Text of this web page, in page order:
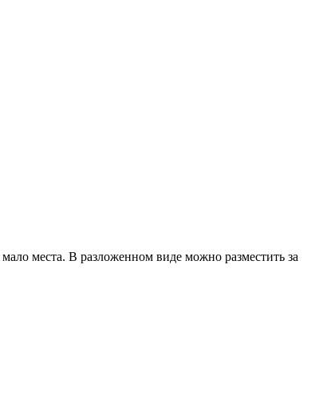
места. В разложенном виде можно разместить за